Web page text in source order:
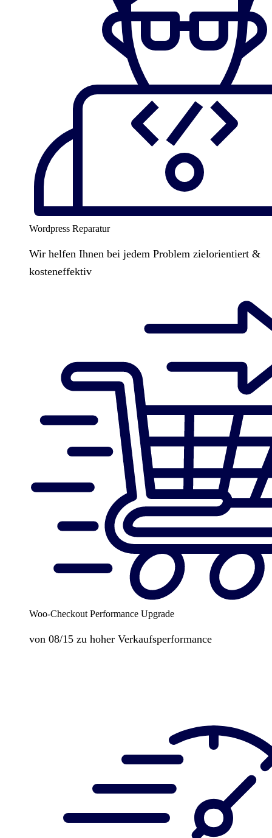
Wordpress Reparatur
Wir helfen Ihnen bei jedem Problem zielorientiert &
kosteneffektiv
Woo-Checkout Performance Upgrade
von 08/15 zu hoher Verkaufsperformance